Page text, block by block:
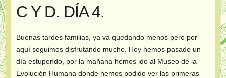
C Y D. DÍA 4.
Buenas tardes familias, ya va quedando menos pero por
aquí seguimos disfrutando mucho. Hoy hemos pasado un
día estupendo, por la mañana hemos ido al Museo de la
Evolución Humana donde hemos podido ver las primeras